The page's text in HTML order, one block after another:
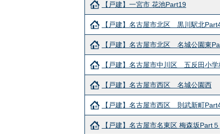
【戸建】一宮市 花池Part19
【戸建】名古屋市北区 黒川駅北
【戸建】名古屋市北区 名城公園東
【戸建】名古屋市中川区 五反田小
【戸建】名古屋市西区 名城公園西
【戸建】名古屋市西区 則武新町
【戸建】名古屋市名東区 梅森坂Part５